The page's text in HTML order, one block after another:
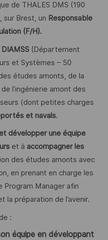
de THALES DMS (190
sur Brest, un Responsable
(F/H).
(Département
et Systèmes – 50
études amonts, de la
l’ingénierie amont des
(dont petites charges
et navals.
développer une équipe
et à accompagner les
des études amonts avec
en prenant en charge les
Manager afin
la préparation de l’avenir.
:
équipe en développant